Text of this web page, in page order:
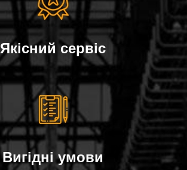
Якісний сервіс
Вигідні умови